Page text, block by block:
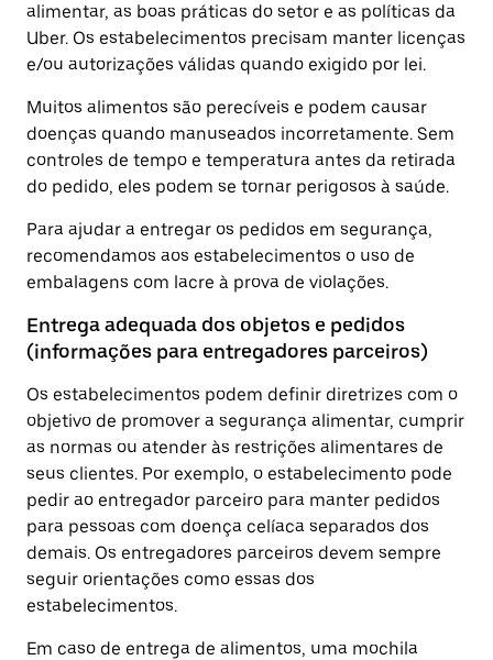
alimentar, as boas práticas do setor e as políticas da
Uber. Os estabelecimentos precisam manter licenças
e/ou autorizações válidas quando exigido por lei.
Muitos alimentos são perecíveis e podem causar
doenças quando manuseados incorretamente. Sem
controles de tempo e temperatura antes da retirada
do pedido, eles podem se tornar perigosos à saúde.
Para ajudar a entregar os pedidos em segurança,
recomendamos aos estabelecimentos o uso de
embalagens com lacre à prova de violações.
Entrega adequada dos objetos e pedidos
(informações para entregadores parceiros)
Os estabelecimentos podem definir diretrizes com o
objetivo de promover a segurança alimentar, cumprir
as normas ou atender às restrições alimentares de
seus clientes. Por exemplo, o estabelecimento pode
pedir ao entregador parceiro para manter pedidos
para pessoas com doença celíaca separados dos
demais. Os entregadores parceiros devem sempre
seguir orientações como essas dos
estabelecimentos.
Em caso de entrega de alimentos, uma mochila